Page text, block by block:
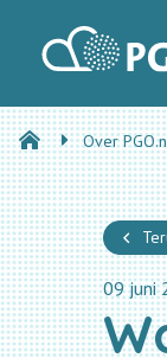
Over
09 juni